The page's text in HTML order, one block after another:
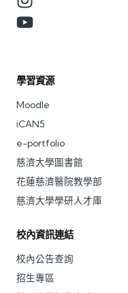
學習資源
Moodle
iCAN5
e-portfolio
慈濟大學圖書館
花蓮慈濟醫院教學部
慈濟大學學研人才庫
校內資訊連結
校內公告查詢
招生專區